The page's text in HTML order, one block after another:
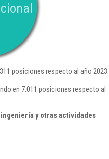
posiciones respecto al año 2023.
en 7.011 posiciones respecto al
y otras actividades